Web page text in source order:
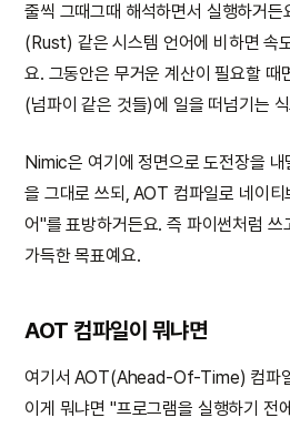
줄씩 그때그때 해석하면서 실행하거
(Rust) 같은 시스템 언어에 비하면 속
요. 그동안은 무거운 계산이 필요할 때
(넘파이 같은 것들)에 일을 떠넘기는
Nimic은 여기에 정면으로 도전장을
을 그대로 쓰되, AOT 컴파일로 네이티
어"를 표방하거든요. 즉 파이썬처럼 쓰
가득한 목표예요.
AOT 컴파일이 뭐냐면
여기서 AOT(Ahead-Of-Time) 컴파
이게 뭐냐면 "프로그램을 실행하기 전